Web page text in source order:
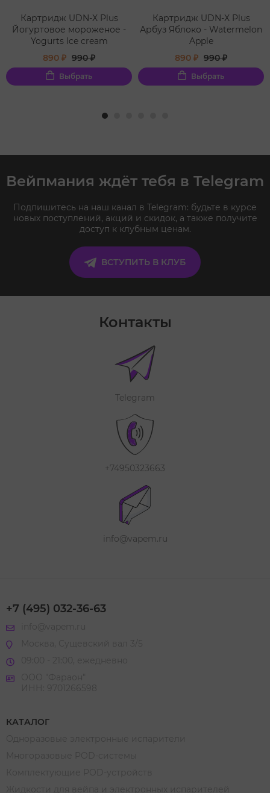
Картридж UDN-X Plus
Йогуртовое мороженое -
Yogurts Ice cream
890 ₽ 990 ₽
Выбрать
Картридж UDN-X Plus
Арбуз Яблоко - Watermelon
Apple
890 ₽ 990 ₽
Выбрать
Вейпмания ждёт тебя в Telegram
Подпишитесь на наш канал в Telegram: будьте в курсе
новых поступлений, акций и скидок, а также получите
доступ к клубным ценам.
ВСТУПИТЬ В КЛУБ
Контакты
Telegram
+74950323663
info@vapem.ru
+7 (495) 032-36-63
КАТАЛОГ